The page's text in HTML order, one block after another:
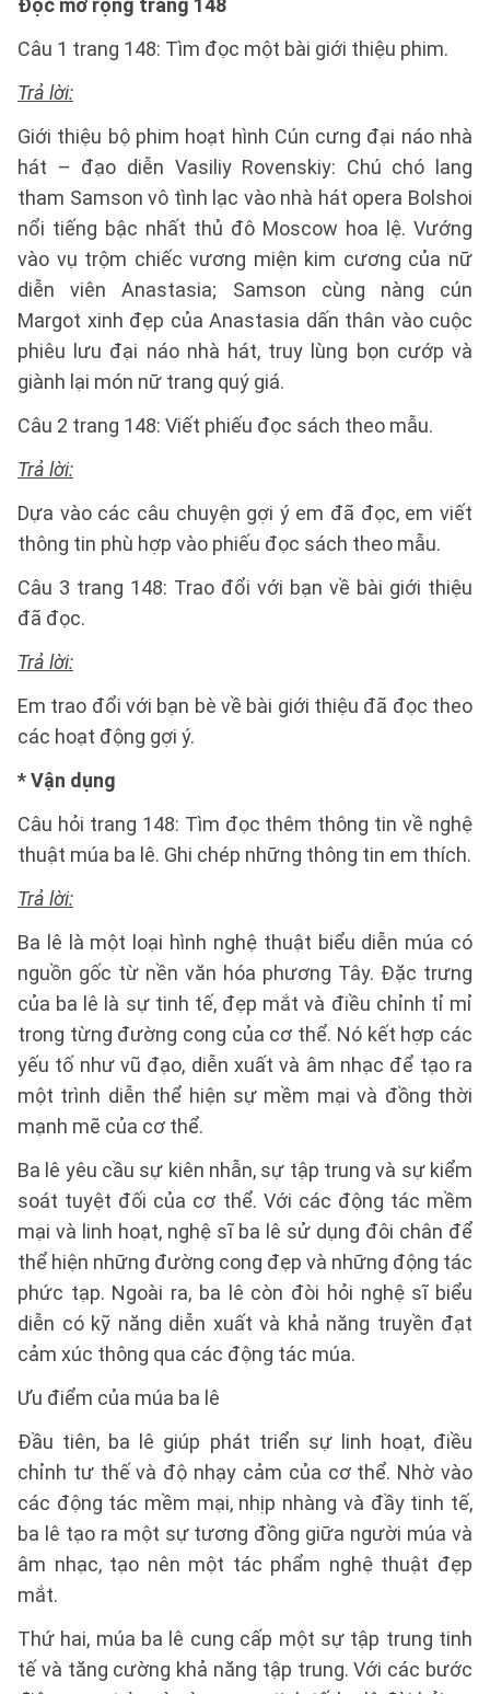
Đọc mở rộng trang 148
Câu 1 trang 148: Tìm đọc một bài giới thiệu phim.
Trả lời:
Giới thiệu bộ phim hoạt hình Cún cưng đại náo nhà
hát – đạo diễn Vasiliy Rovenskiy: Chú chó lang
tham Samson vô tình lạc vào nhà hát opera Bolshoi
nổi tiếng bậc nhất thủ đô Moscow hoa lệ. Vướng
vào vụ trộm chiếc vương miện kim cương của nữ
diễn viên Anastasia; Samson cùng nàng cún
Margot xinh đẹp của Anastasia dấn thân vào cuộc
phiêu lưu đại náo nhà hát, truy lùng bọn cướp và
giành lại món nữ trang quý giá.
Câu 2 trang 148: Viết phiếu đọc sách theo mẫu.
Trả lời:
Dựa vào các câu chuyện gợi ý em đã đọc, em viết
thông tin phù hợp vào phiếu đọc sách theo mẫu.
Câu 3 trang 148: Trao đổi với bạn về bài giới thiệu
đã đọc.
Trả lời:
Em trao đổi với bạn bè về bài giới thiệu đã đọc theo
các hoạt động gợi ý.
*Vận dụng
Câu hỏi trang 148: Tìm đọc thêm thông tin về nghệ
thuật múa ba lê. Ghi chép những thông tin em thích.
Trả lời:
Ba lê là một loại hình nghệ thuật biểu diễn múa có
nguồn gốc từ nền văn hóa phương Tây. Đặc trưng
của ba lê là sự tinh tế, đẹp mắt và điều chỉnh tỉ mỉ
trong từng đường cong của cơ thể. Nó kết hợp các
yếu tố như vũ đạo, diễn xuất và âm nhạc để tạo ra
một trình diễn thể hiện sự mềm mại và đồng thời
mạnh mẽ của cơ thể.
Ba lê yêu cầu sự kiên nhẫn, sự tập trung và sự kiểm
soát tuyệt đối của cơ thể. Với các động tác mềm
mại và linh hoạt, nghệ sĩ ba lê sử dụng đôi chân để
thể hiện những đường cong đẹp và những động tác
phức tạp. Ngoài ra, ba lê còn đòi hỏi nghệ sĩ biểu
diễn có kỹ năng diễn xuất và khả năng truyền đạt
cảm xúc thông qua các động tác múa.
Ưu điểm của múa ba lê
Đầu tiên, ba lê giúp phát triển sự linh hoạt, điều
chỉnh tư thế và độ nhạy cảm của cơ thể. Nhờ vào
các động tác mềm mại, nhịp nhàng và đầy tinh tế,
ba lê tạo ra một sự tương đồng giữa người múa và
âm nhạc, tạo nên một tác phẩm nghệ thuật đẹp
mắt.
Thứ hai, múa ba lê cung cấp một sự tập trung tinh
tế và tăng cường khả năng tập trung. Với các bước